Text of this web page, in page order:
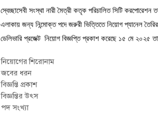
স্বেচ্ছাসেবী সংস্থা নারী মৈত্রী কতৃক পরিচালিত সিটি করপোরেশন
এলাকায় জন্য নিন্মোক্ত পদে জরুরী ভিত্তিতে নিয়োগ প্যানেল
ডেলিভারি প্রজেক্ট নিয়োগ বিজ্ঞপ্তি প্রকাশ করেছে ১৫ মে ২০২৫
নিয়োগের শিরোনাম
জবের ধরন
বিজ্ঞপ্তি প্রকাশ
বিজ্ঞপ্তির উৎস
পদ সংখ্যা